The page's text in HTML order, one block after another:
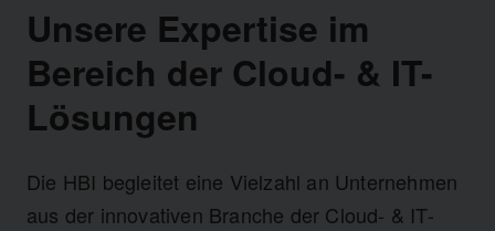
Unsere Expertise im
Bereich der Cloud- & IT-
Lösungen
Die HBI begleitet eine Vielzahl an Unternehmen
aus der innovativen Branche der Cloud- & IT-